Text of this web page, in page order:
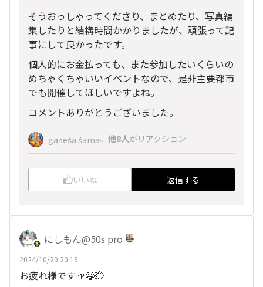
そうおっしゃってくださり、まとめたり、写真編
集したりと結構時間かかりましたが、頑張って記
事にして良かったです。
個人的にお金払っても、また参加したいくらいの
めちゃくちゃいいイベントなので、是非主要都市
でも開催してほしいですよね。
コメントありがとうございました。
gaṇeśa śama、 他8人がリアクション
いいね 返信する
にしもん@50s pro
2024/10/20 20:19
お疲れ様です🍺😀💥